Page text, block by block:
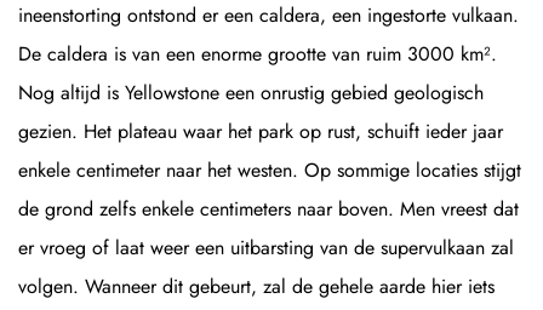
ineenstorting ontstond er een caldera, een ingestorte vulkaan.
De caldera is van een enorme grootte van ruim 3000 km².
Nog altijd is Yellowstone een onrustig gebied geologisch
gezien. Het plateau waar het park op rust, schuift ieder jaar
enkele centimeter naar het westen. Op sommige locaties stijgt
de grond zelfs enkele centimeters naar boven. Men vreest dat
er vroeg of laat weer een uitbarsting van de supervulkaan zal
volgen. Wanneer dit gebeurt, zal de gehele aarde hier iets